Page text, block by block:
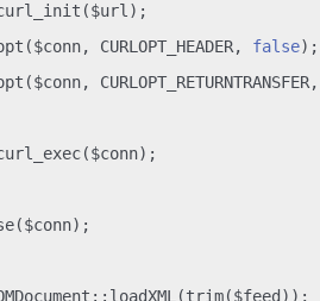
curl_init($url);
CURLOPT_HEADER, false);
CURLOPT_RETURNTRANSFER,